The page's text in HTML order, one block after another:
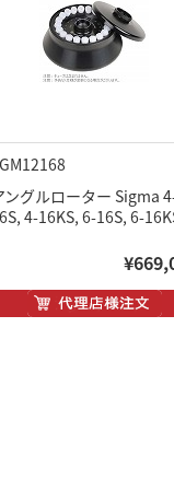
ングルローター Sigma
4-16KS, 6-16S, 6-